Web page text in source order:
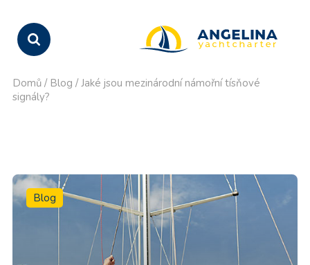
Domů / Blog / Jaké jsou mezinárodní námořní tísňové
signály?
Blog